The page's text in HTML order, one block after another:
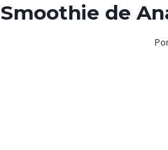
Smoothie de
Por